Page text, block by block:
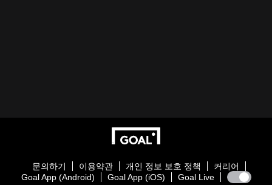
문의하기 이용약관 개인 정보 보호 정책
커리어
Goal App (Android)
Goal App (iOS) Goal Live